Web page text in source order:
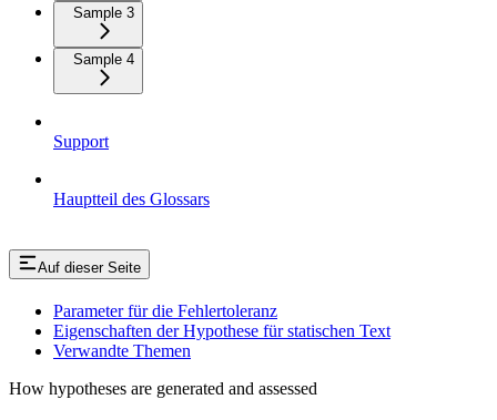
Sample 3
Sample 4
Support
Hauptteil des Glossars
Auf dieser Seite
Parameter für die Fehlertoleranz
Eigenschaften der Hypothese für statischen Text
Verwandte Themen
How hypotheses are generated and assessed